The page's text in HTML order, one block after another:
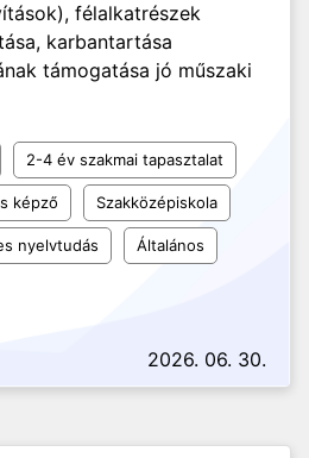
félalkatrészek
karbantartása
támogatása jó műszaki
2-4 év szakmai tapasztalat
képző Szakközépiskola
nyelvtudás Általános
2026. 06. 30.